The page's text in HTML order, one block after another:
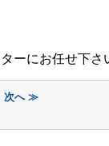
ーにお任せ下
次へ ≫